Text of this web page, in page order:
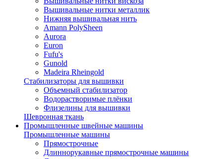
Вышивальные нитки металлик
Нижняя вышивальная нить
Amann PolySheen
Aurora
Euron
Fufu's
Gunold
Madeira Rheingold
Стабилизаторы для вышивки
Объемный стабилизатор
Водорастворимые плёнки
Флизелины для вышивки
Шевронная ткань
Промышленные швейные машины
Промышленные машины
Прямострочные
Длиннорукавные прямострочные машины